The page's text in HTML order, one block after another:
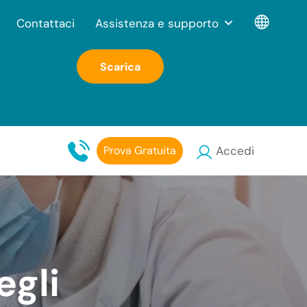
Scarica
Prova Gratuita Accedi
Contattaci Assistenza e supporto